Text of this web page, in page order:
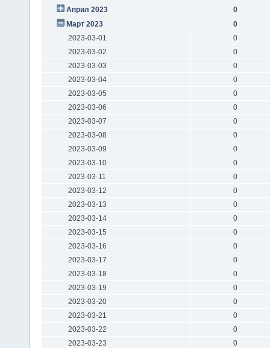
Април 2023
0
Март 2023
0
2023-03-01
0
2023-03-02
0
2023-03-03
0
2023-03-04
0
2023-03-05
0
2023-03-06
0
2023-03-07
0
2023-03-08
0
2023-03-09
0
2023-03-10
0
2023-03-11
0
2023-03-12
0
2023-03-13
0
2023-03-14
0
2023-03-15
0
2023-03-16
0
2023-03-17
0
2023-03-18
0
2023-03-19
0
2023-03-20
0
2023-03-21
0
2023-03-22
0
2023-03-23
0